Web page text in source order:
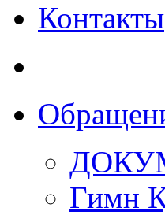
Контакты
Гимн